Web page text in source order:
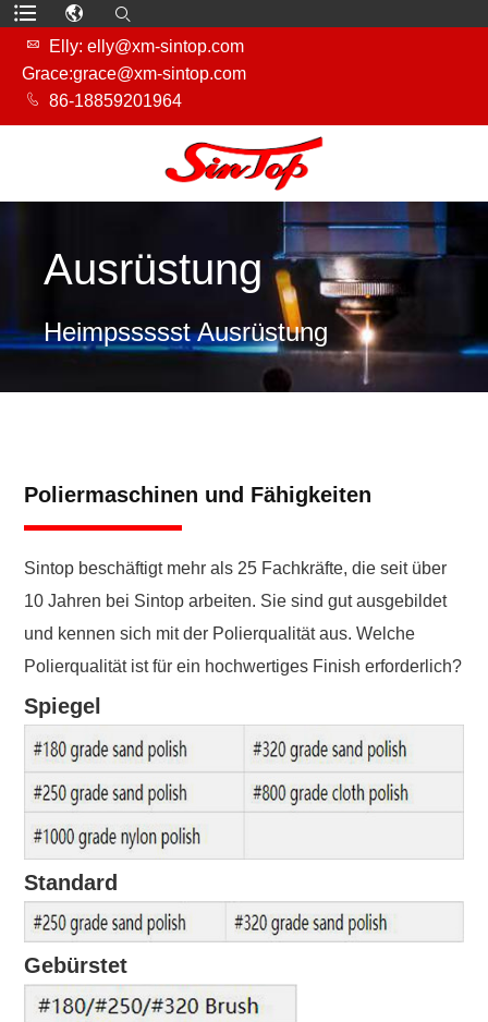

Elly: elly@xm-sintop.com
Grace:grace@xm-sintop.com
 86-18859201964
Ausrüstung
Heimpssssst Ausrüstung
Poliermaschinen und Fähigkeiten
Sintop beschäftigt mehr als 25 Fachkräfte, die seit über
10 Jahren bei Sintop arbeiten. Sie sind gut ausgebildet
und kennen sich mit der Polierqualität aus. Welche
Polierqualität ist für ein hochwertiges Finish erforderlich?
Spiegel
Standard
Gebürstet